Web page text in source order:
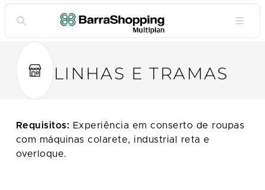
LINHAS E TRAMAS
Requisitos: Experiência em conserto de roupas
com máquinas colarete, industrial reta e
overloque.